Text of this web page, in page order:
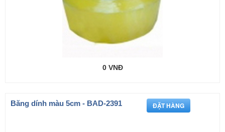
0 VNĐ
Băng dính màu 5cm - BAD-2391